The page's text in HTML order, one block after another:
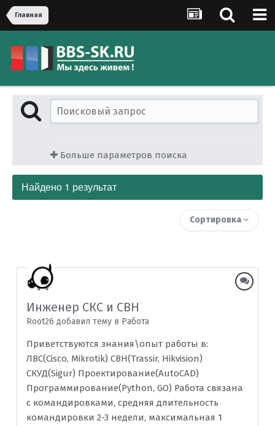
Главная
Больше параметров поиска
Найдено 1 результат
Сортировка
Инженер СКС и СВН
Root26 добавил тему в Рaбoта
Приветствуются знания\опыт работы в:
ЛВС(Cisco, Mikrotik) СВН(Trassir, Hikvision)
СКУД(Sigur) Проектирование(AutoCAD)
Программирование(Python, GO) Работа связана
с командировками, средняя длительность
командировки 2-3 недели, максимальная 1